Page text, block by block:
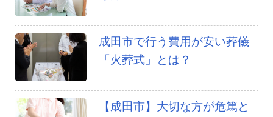
成田市で行う費用が安い葬儀
「火葬式」とは？
【成田市】大切な方が危篤と